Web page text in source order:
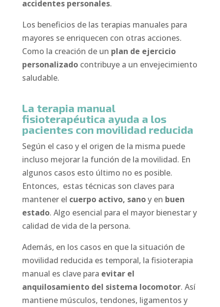
accidentes personales.
Los beneficios de las terapias manuales para
mayores se enriquecen con otras acciones.
Como la creación de un plan de ejercicio
personalizadocontribuye a un envejecimiento
saludable.
La terapia manual
fisioterapéutica ayuda a los
pacientes con movilidad reducida
Según el caso y el origen de la misma puede
incluso mejorar la función de la movilidad. En
algunos casos esto último no es posible.
Entonces, estas técnicas son claves para
mantener el cuerpo activo, sanoy en buen
estado. Algo esencial para el mayor bienestar y
calidad de vida de la persona.
Además, en los casos en que la situación de
movilidad reducida es temporal, la fisioterapia
manual es clave para evitar el
anquilosamiento del sistema locomotor. Así
mantiene músculos, tendones, ligamentos y